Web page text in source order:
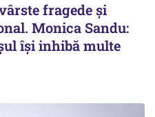
fragede și
Monica Sandu:
își inhibă multe